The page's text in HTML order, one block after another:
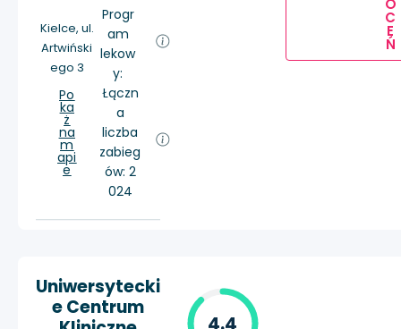
Kielce, ul.
Artwiński
ego 3
Po
ka
ż
na
m
api
e
Progr
am
lekow
y:
Łączn
a
liczba
zabieg
ów: 2
024
C
E
Ń
Uniwersytecki
e Centrum
4.4